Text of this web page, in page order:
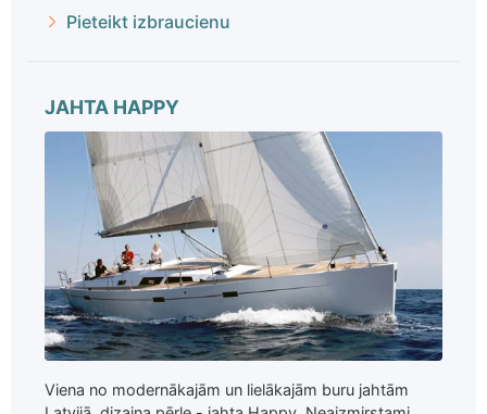
Pieteikt izbraucienu
JAHTA HAPPY
Viena no modernākajām un lielākajām buru jahtām